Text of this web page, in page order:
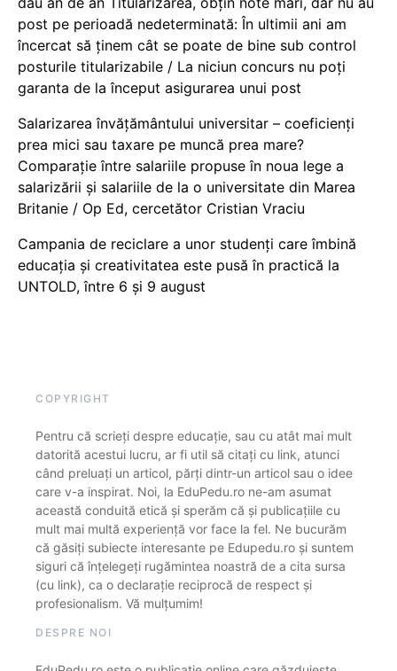
post pe perioadă nedeterminată: În ultimii ani am
încercat să ținem cât se poate de bine sub control
posturile titularizabile / La niciun concurs nu poți
garanta de la început asigurarea unui post
Salarizarea învățământului universitar – coeficienți
prea mici sau taxare pe muncă prea mare?
Comparație între salariile propuse în noua lege a
salarizării și salariile de la o universitate din Marea
Britanie / Op Ed, cercetător Cristian Vraciu
Campania de reciclare a unor studenți care îmbină
educația și creativitatea este pusă în practică la
UNTOLD, între 6 și 9 august
COPYRIGHT
Pentru că scrieți despre educație, sau cu atât mai mult
datorită acestui lucru, ar fi util să citați cu link, atunci
când preluați un articol, părți dintr-un articol sau o idee
care v-a inspirat. Noi, la EduPedu.ro ne-am asumat
această conduită etică și sperăm că și publicațiile cu
mult mai multă experiență vor face la fel. Ne bucurăm
că găsiți subiecte interesante pe Edupedu.ro și suntem
siguri că înțelegeți rugămintea noastră de a cita sursa
(cu link), ca o declarație reciprocă de respect și
profesionalism. Vă mulțumim!
DESPRE NOI